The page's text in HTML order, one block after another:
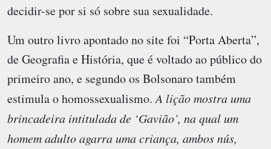
decidir-se por si só sobre sua sexualidade.
Um outro livro apontado no site foi “Porta Aberta”,
de Geografia e História, que é voltado ao público do
primeiro ano, e segundo os Bolsonaro também
estimula o homossexualismo.A lição mostra uma
brincadeira intitulada de ‘Gavião’, na qual um
homem adulto agarra uma criança, ambos nús,